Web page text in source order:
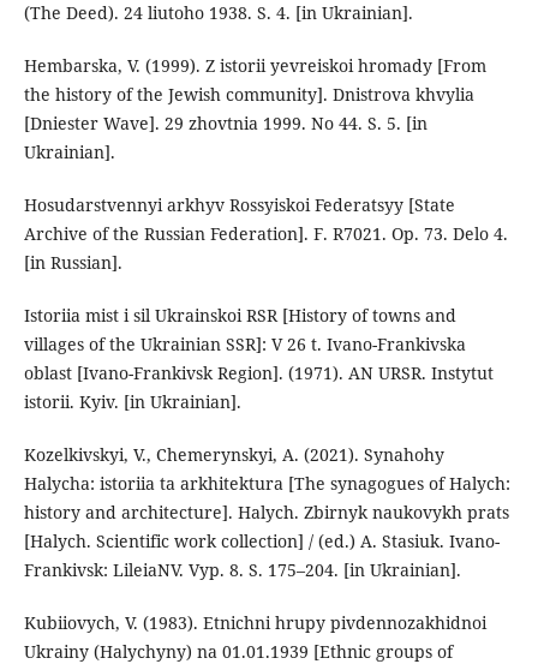
(The Deed). 24 liutoho 1938. S. 4. [in Ukrainian].
Hembarska, V. (1999). Z istorii yevreiskoi hromady [From
the history of the Jewish community]. Dnistrova khvylia
[Dniester Wave]. 29 zhovtnia 1999. No 44. S. 5. [in
Ukrainian].
Hosudarstvennyi arkhyv Rossyiskoi Federatsyy [State
Archive of the Russian Federation]. F. R7021. Op. 73. Delo 4.
[in Russian].
Istoriia mist i sil Ukrainskoi RSR [History of towns and
villages of the Ukrainian SSR]: V 26 t. Ivano-Frankivska
oblast [Ivano-Frankivsk Region]. (1971). AN URSR. Instytut
istorii. Kyiv. [in Ukrainian].
Kozelkivskyi, V., Chemerynskyi, A. (2021). Synahohy
Halycha: istoriia ta arkhitektura [The synagogues of Halych:
history and architecture]. Halych. Zbirnyk naukovykh prats
[Halych. Scientific work collection] / (ed.) A. Stasiuk. Ivano-
Frankivsk: LileiaNV. Vyp. 8. S. 175–204. [in Ukrainian].
Kubiiovych, V. (1983). Etnichni hrupy pivdennozakhidnoi
Ukrainy (Halychyny) na 01.01.1939 [Ethnic groups of